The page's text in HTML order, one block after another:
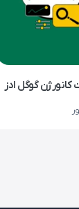
گوگل ادز